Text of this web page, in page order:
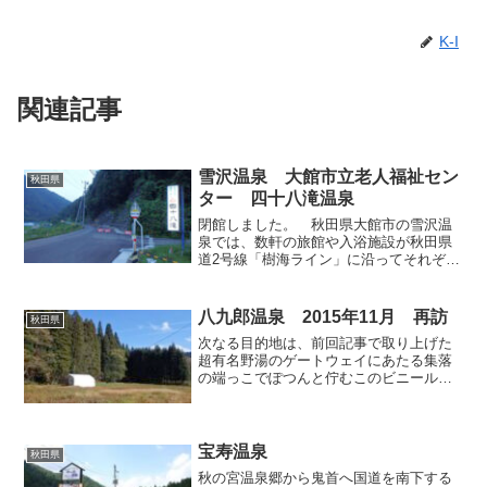
K-I
関連記事
秋田県
雪沢温泉 大館市立老人福祉セン
ター 四十八滝温泉
閉館しました。 秋田県大館市の雪沢温
泉では、数軒の旅館や入浴施設が秋田県
道2号線「樹海ライン」に沿ってそれぞれ
が、いずれも同じ源泉を引いているた
め、どこを利用しても同じお...
秋田県 八九郎温泉 2015年11月 再訪
次なる目的地は、前回記事で取り上げた
超有名野湯のゲートウェイにあたる集落
の端っこでぽつんと佇むこのビニールハ
てるようですが、...
秋田県 宝寿温泉
秋の宮温泉郷から鬼首へ国道を南下する